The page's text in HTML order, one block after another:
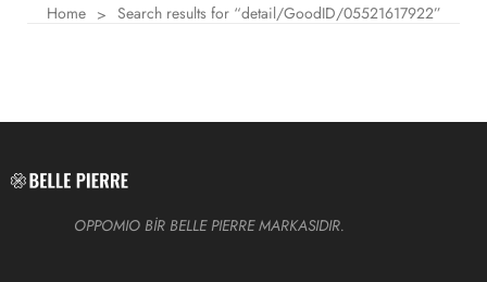
Home > Search results for “detail/GoodID/05521617922”
OPPOMIO BİR BELLE PIERRE MARKASIDIR.